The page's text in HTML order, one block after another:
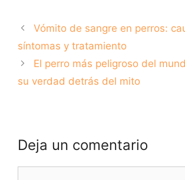
para el verano
salud de tu
Vómito de sangre en perros:
síntomas y tratamiento
El perro más peligroso del
su verdad detrás del mito
Deja un comentario